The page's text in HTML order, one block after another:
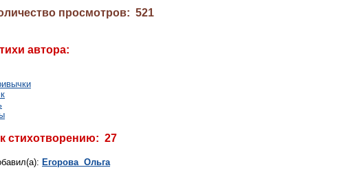
просмотров: 521
автора:
стихотворению: 27
Егорова Ольга